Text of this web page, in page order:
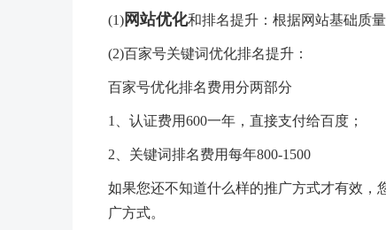
(1)网站优化和排名提升：根据网站基础质
(2)百家号关键词优化排名提升：
百家号优化排名费用分两部分
1、认证费用600一年，直接支付给百度；
2、关键词排名费用每年800-1500
如果您还不知道什么样的推广方式才有效，
广方式。